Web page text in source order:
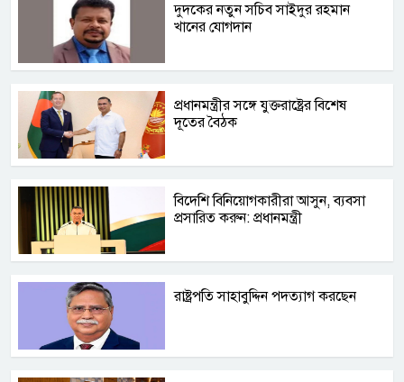
দুদকের নতুন সচিব সাইদুর রহমান
খানের যোগদান
প্রধানমন্ত্রীর সঙ্গে যুক্তরাষ্ট্রের বিশেষ
দূতের বৈঠক
বিদেশি বিনিয়োগকারীরা আসুন, ব্যবসা
প্রসারিত করুন: প্রধানমন্ত্রী
রাষ্ট্রপতি সাহাবুদ্দিন পদত্যাগ করছেন